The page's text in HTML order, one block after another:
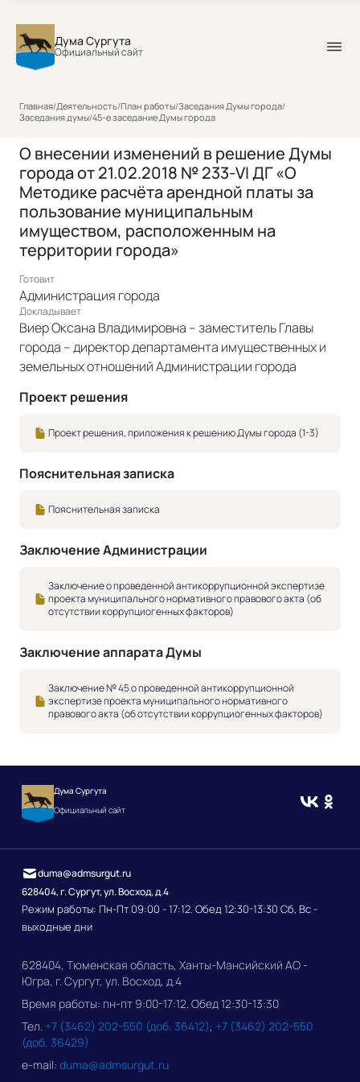
Дума Сургута
Официальный сайт
Главная/Деятельность/План работы/Заседания Думы города/
Заседания думы/45-е заседание Думы города
О внесении изменений в решение Думы
города от 21.02.2018 № 233-VI ДГ «О
Методике расчёта арендной платы за
пользование муниципальным
имуществом, расположенным на
территории города»
Готовит
Администрация города
Докладывает
Виер Оксана Владимировна – заместитель Главы
города – директор департамента имущественных и
земельных отношений Администрации города
Проект решения
Проект решения, приложения к решению Думы города (1-3)
Пояснительная записка
Пояснительная записка
Заключение Администрации
Заключение о проведенной антикоррупционной экспертизе
проекта муниципального нормативного правового акта (об
отсутствии коррупциогенных факторов)
Заключение аппарата Думы
Заключение № 45 о проведенной антикоррупционной
экспертизе проекта муниципального нормативного
правового акта (об отсутствии коррупциогенных факторов)
Дума Сургута
Официальный сайт
628404, г. Сургут, ул. Восход, д.4
Режим работы: Пн-Пт 09:00 - 17:12. Обед 12:30-13:30 Сб, Вс -
выходные дни
duma@admsurgut.ru
628404, Тюменская область, Ханты-Мансийский АО -
Югра, г. Сургут, ул. Восход, д.4
Время работы: пн-пт 9:00-17:12. Обед 12:30-13:30
Тел. +7 (3462) 202-550 (доб. 36412), +7 (3462) 202-550
(доб. 36429)
e-mail: duma@admsurgut.ru